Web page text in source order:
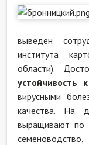
выведен
института
области).
устойчивость
вирусными
качества. На
выращивают по